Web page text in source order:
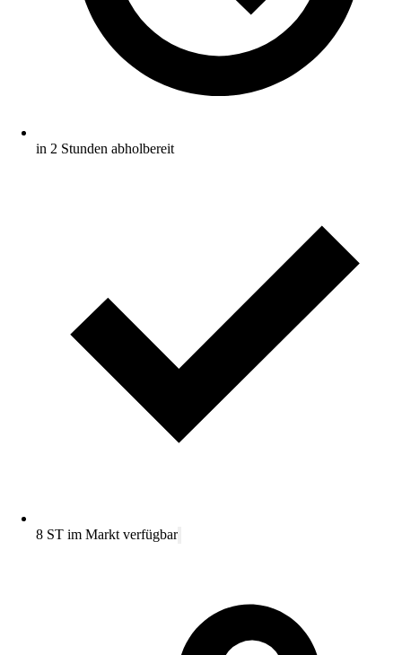
in 2 Stunden abholbereit
8 ST im Markt verfügbar